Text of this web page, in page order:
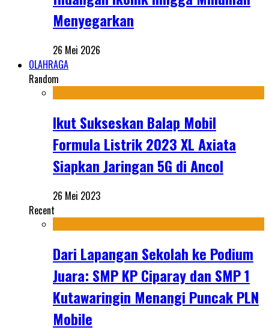
Menyegarkan
26 Mei 2026
OLAHRAGA
Random
Ikut Sukseskan Balap Mobil
Formula Listrik 2023 XL Axiata
Siapkan Jaringan 5G di Ancol
26 Mei 2023
Recent
Dari Lapangan Sekolah ke Podium
Juara: SMP KP Ciparay dan SMP 1
Kutawaringin Menangi Puncak PLN
Mobile